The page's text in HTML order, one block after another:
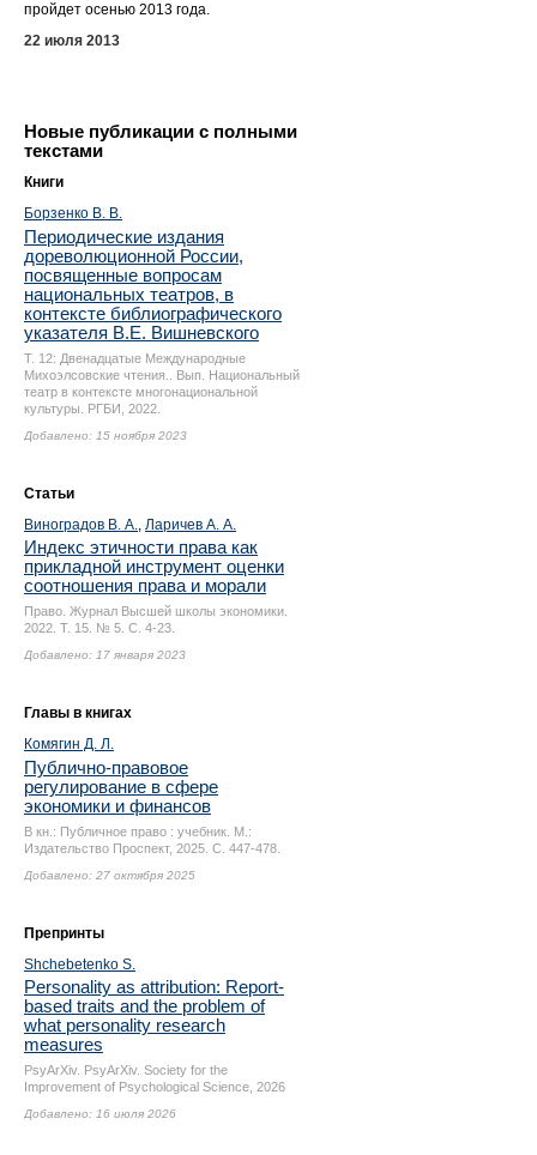
пройдет осенью 2013 года.
22 июля 2013
Новые публикации с полными
текстами
Книги
Борзенко В. В.
Периодические издания
дореволюционной России,
посвященные вопросам
национальных театров, в
контексте библиографического
указателя В.Е. Вишневского
Т. 12: Двенадцатые Международные
Михоэлсовские чтения.. Вып. Национальный
театр в контексте многонациональной
культуры. РГБИ, 2022.
Добавлено: 15 ноября 2023
Статьи
Виноградов В. А.
Ларичев А. А.
Индекс этичности права как
прикладной инструмент оценки
соотношения права и морали
Право. Журнал Высшей школы экономики.
2022. Т. 15. № 5. С. 4-23.
Добавлено: 17 января 2023
Главы в книгах
Комягин Д. Л.
Публично-правовое
регулирование в сфере
экономики и финансов
В кн.: Публичное право : учебник. М.:
Издательство Проспект, 2025. С. 447-478.
Добавлено: 27 октября 2025
Препринты
Shchebetenko S.
Personality as attribution: Report-
based traits and the problem of
what personality research
measures
PsyArXiv. PsyArXiv. Society for the
Improvement of Psychological Science, 2026
Добавлено: 16 июля 2026